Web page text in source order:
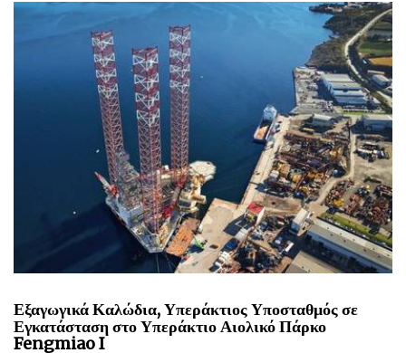
Εξαγωγικά Καλώδια, Υπεράκτιος Υποσταθμός σε
Εγκατάσταση στο Υπεράκτιο Αιολικό Πάρκο
Fengmiao I